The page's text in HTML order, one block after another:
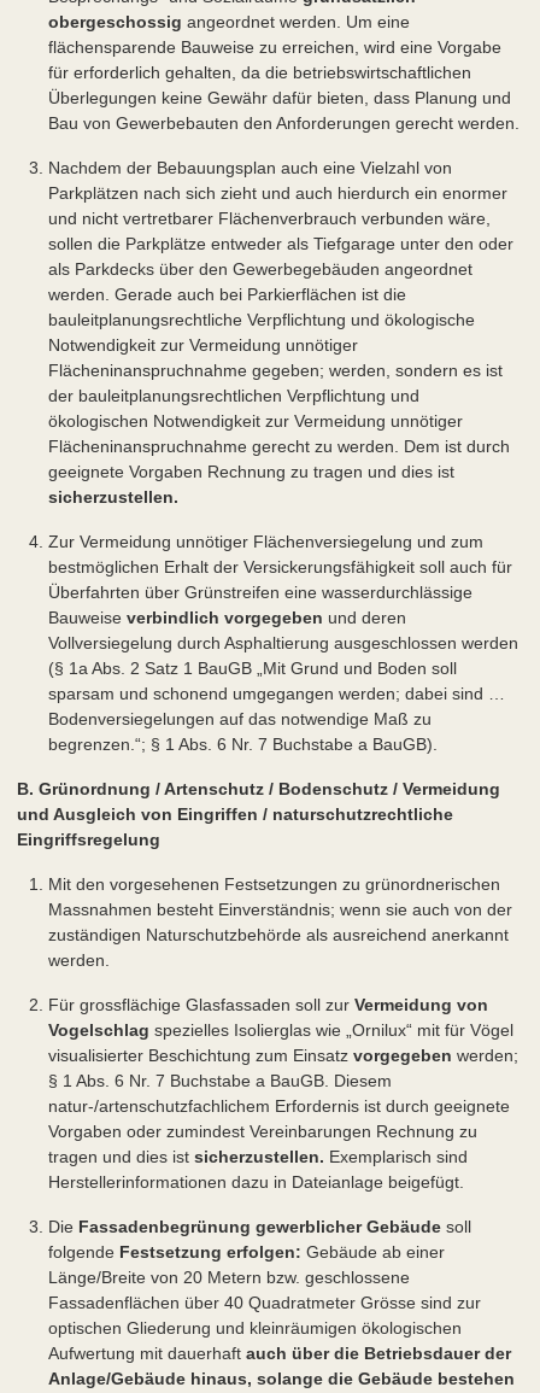
obergeschossig angeordnet werden. Um eine
flächensparende Bauweise zu erreichen, wird eine Vorgabe
für erforderlich gehalten, da die betriebswirtschaftlichen
Überlegungen keine Gewähr dafür bieten, dass Planung und
Bau von Gewerbebauten den Anforderungen gerecht werden.
Nachdem der Bebauungsplan auch eine Vielzahl von
Parkplätzen nach sich zieht und auch hierdurch ein enormer
und nicht vertretbarer Flächenverbrauch verbunden wäre,
sollen die Parkplätze entweder als Tiefgarage unter den oder
als Parkdecks über den Gewerbegebäuden angeordnet
werden. Gerade auch bei Parkierflächen ist die
bauleitplanungsrechtliche Verpflichtung und ökologische
Notwendigkeit zur Vermeidung unnötiger
Flächeninanspruchnahme gegeben; werden, sondern es ist
der bauleitplanungsrechtlichen Verpflichtung und
ökologischen Notwendigkeit zur Vermeidung unnötiger
Flächeninanspruchnahme gerecht zu werden. Dem ist durch
geeignete Vorgaben Rechnung zu tragen und dies ist
sicherzustellen.
Zur Vermeidung unnötiger Flächenversiegelung und zum
bestmöglichen Erhalt der Versickerungsfähigkeit soll auch für
Überfahrten über Grünstreifen eine wasserdurchlässige
Bauweise verbindlich vorgegeben und deren
Vollversiegelung durch Asphaltierung ausgeschlossen werden
(§ 1a Abs. 2 Satz 1 BauGB „Mit Grund und Boden soll
sparsam und schonend umgegangen werden; dabei sind …
Bodenversiegelungen auf das notwendige Maß zu
begrenzen.“; § 1 Abs. 6 Nr. 7 Buchstabe a BauGB).
B. Grünordnung / Artenschutz / Bodenschutz / Vermeidung
und Ausgleich von Eingriffen / naturschutzrechtliche
Eingriffsregelung
Mit den vorgesehenen Festsetzungen zu grünordnerischen
Massnahmen besteht Einverständnis; wenn sie auch von der
zuständigen Naturschutzbehörde als ausreichend anerkannt
werden.
Für grossflächige Glasfassaden soll zur Vermeidung von
Vogelschlag spezielles Isolierglas wie „Ornilux“ mit für Vögel
visualisierter Beschichtung zum Einsatz vorgegeben werden;
§ 1 Abs. 6 Nr. 7 Buchstabe a BauGB. Diesem
natur-/artenschutzfachlichem Erfordernis ist durch geeignete
Vorgaben oder zumindest Vereinbarungen Rechnung zu
tragen und dies ist sicherzustellen. Exemplarisch sind
Herstellerinformationen dazu in Dateianlage beigefügt.
Die Fassadenbegrünung gewerblicher Gebäude soll
folgende Festsetzung erfolgen: Gebäude ab einer
Länge/Breite von 20 Metern bzw. geschlossene
Fassadenflächen über 40 Quadratmeter Grösse sind zur
optischen Gliederung und kleinräumigen ökologischen
Aufwertung mit dauerhaft auch über die Betriebsdauer der
Anlage/Gebäude hinaus, solange die Gebäude bestehen